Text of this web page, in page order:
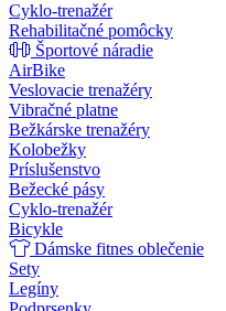
Cyklo-trenažér
Rehabilitačné pomôcky
Športové náradie
AirBike
Veslovacie trenažéry
Vibračné platne
Bežkárske trenažéry
Kolobežky
Príslušenstvo
Bežecké pásy
Cyklo-trenažér
Bicykle
Dámske fitnes oblečenie
Sety
Legíny